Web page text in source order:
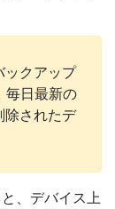
ックアップ
毎日最新の
除されたデ
、デバイス上